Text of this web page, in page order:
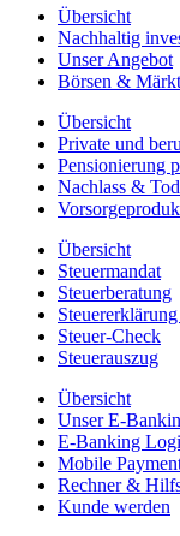
Übersicht
Nachhaltig
Unser Angebot
Börsen &
Übersicht
Private und
Pensionierung
Nachlass &
Übersicht
Steuermandat
Steuerberatung
Steuer-Check
Steuerauszug
Übersicht
Unser E-
E-Banking
Mobile
Rechner &
Kunde werden